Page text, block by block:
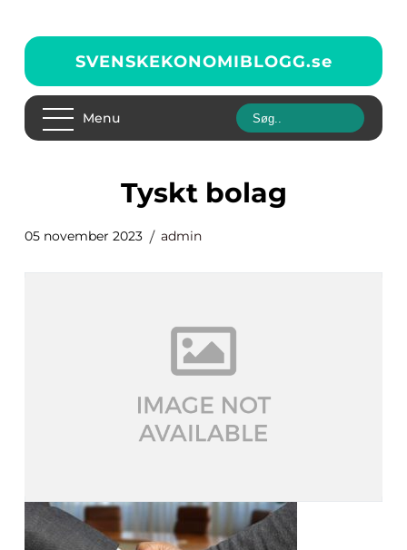
SVENSKEKONOMIBLOGG.se
Menu
tyskt bolag
05 november 2023 admin